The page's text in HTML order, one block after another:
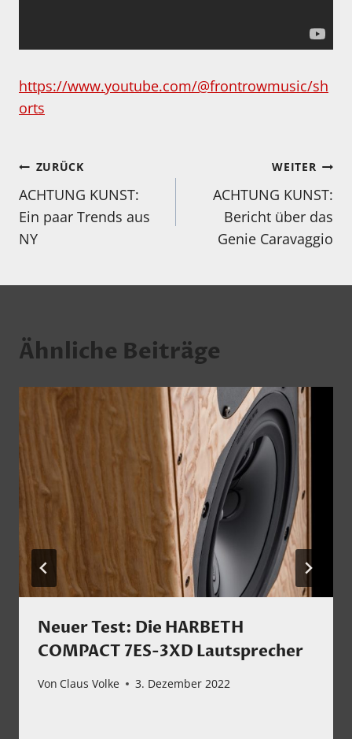
https://www.youtube.com/@frontrowmusic/sh
orts
Beitragsnavigation
ZURÜCK
ACHTUNG KUNST:
Ein paar Trends aus
NY
WEITER
ACHTUNG KUNST:
Bericht über das
Genie Caravaggio
Ähnliche Beiträge
Neuer Test: Die HARBETH
COMPACT 7ES-3XD Lautsprecher
Von Claus Volke 3. Dezember 2022